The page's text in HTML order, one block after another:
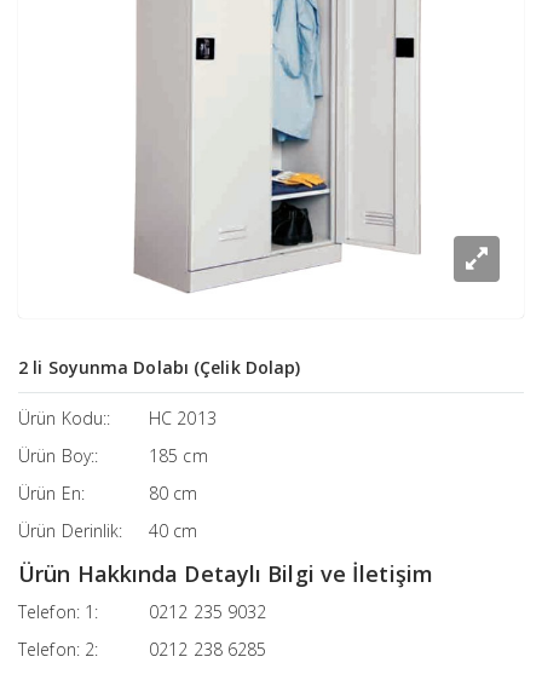
2 li Soyunma Dolabı (Çelik Dolap)
Ürün Kodu::
HC 2013
Ürün Boy::
185 cm
Ürün En:
80 cm
Ürün Derinlik:
40 cm
Ürün Hakkında Detaylı Bilgi ve İletişim
Telefon: 1:
0212 235 9032
Telefon: 2:
0212 238 6285